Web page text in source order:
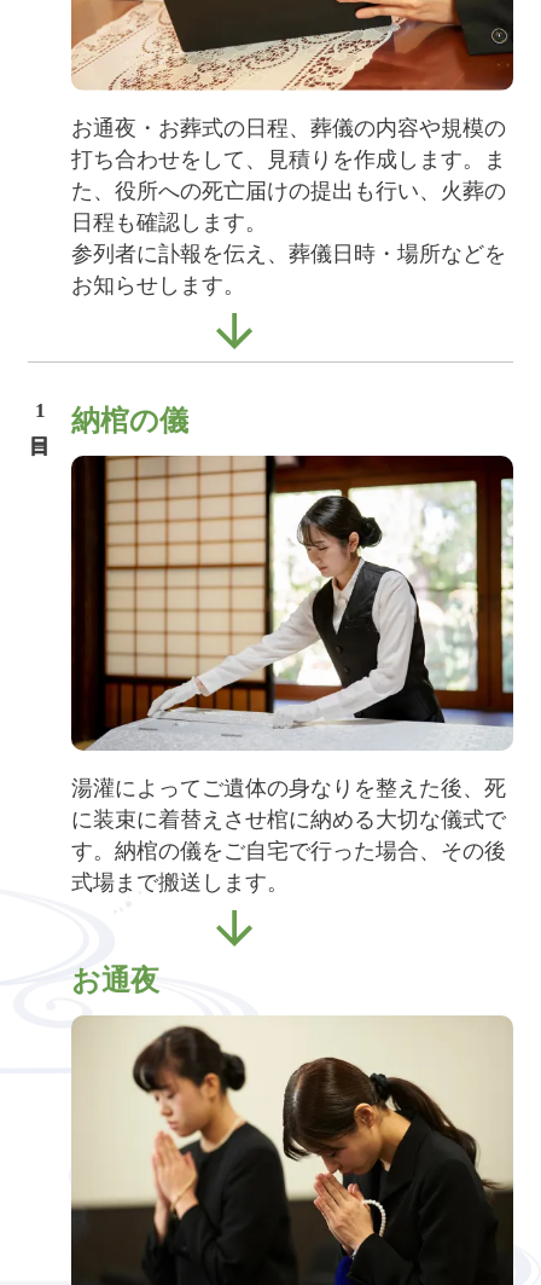
お通夜・お葬式の日程、葬儀の内容や規模の
打ち合わせをして、見積りを作成します。ま
た、役所への死亡届けの提出も行い、火葬の
日程も確認します。
参列者に訃報を伝え、葬儀日時・場所などを
お知らせします。
1 納棺の儀
湯灌によってご遺体の身なりを整えた後、死
に装束に着替えさせ棺に納める大切な儀式で
す。納棺の儀をご自宅で行った場合、その後
式場まで搬送します。
お通夜